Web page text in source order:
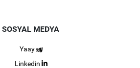
SOSYAL MEDYA
Yaay
Linkedin